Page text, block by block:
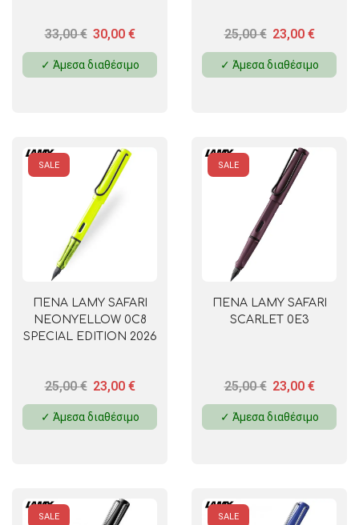
33,00€ 30,00 €
✓ Άμεσα διαθέσιμο
25,00€ 23,00 €
✓ Άμεσα διαθέσιμο
SALE
ΠΕΝΑ LAMY SAFARI
NEONYELLOW 0C8
SPECIAL EDITION 2026
25,00€ 23,00 €
✓ Άμεσα διαθέσιμο
SALE
ΠΕΝΑ LAMY SAFARI
SCARLET 0E3
25,00€ 23,00 €
✓ Άμεσα διαθέσιμο
SALE SALE